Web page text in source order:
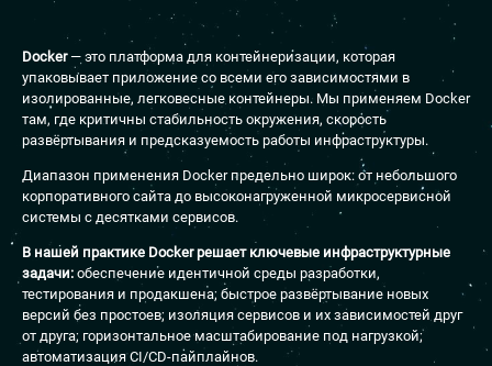
Docker— это платформа для контейнеризации, которая
упаковывает приложение со всеми его зависимостями в
изолированные, легковесные контейнеры. Мы применяем Docker
там, где критичны стабильность окружения, скорость
развёртывания и предсказуемость работы инфраструктуры.
Диапазон применения Docker предельно широк: от небольшого
корпоративного сайта до высоконагруженной микросервисной
системы с десятками сервисов.
В нашей практике Docker решает ключевые инфраструктурные
задачи: обеспечение идентичной среды разработки,
тестирования и продакшена; быстрое развёртывание новых
версий без простоев; изоляция сервисов и их зависимостей друг
от друга; горизонтальное масштабирование под нагрузкой;
автоматизация CI/CD-пайплайнов.